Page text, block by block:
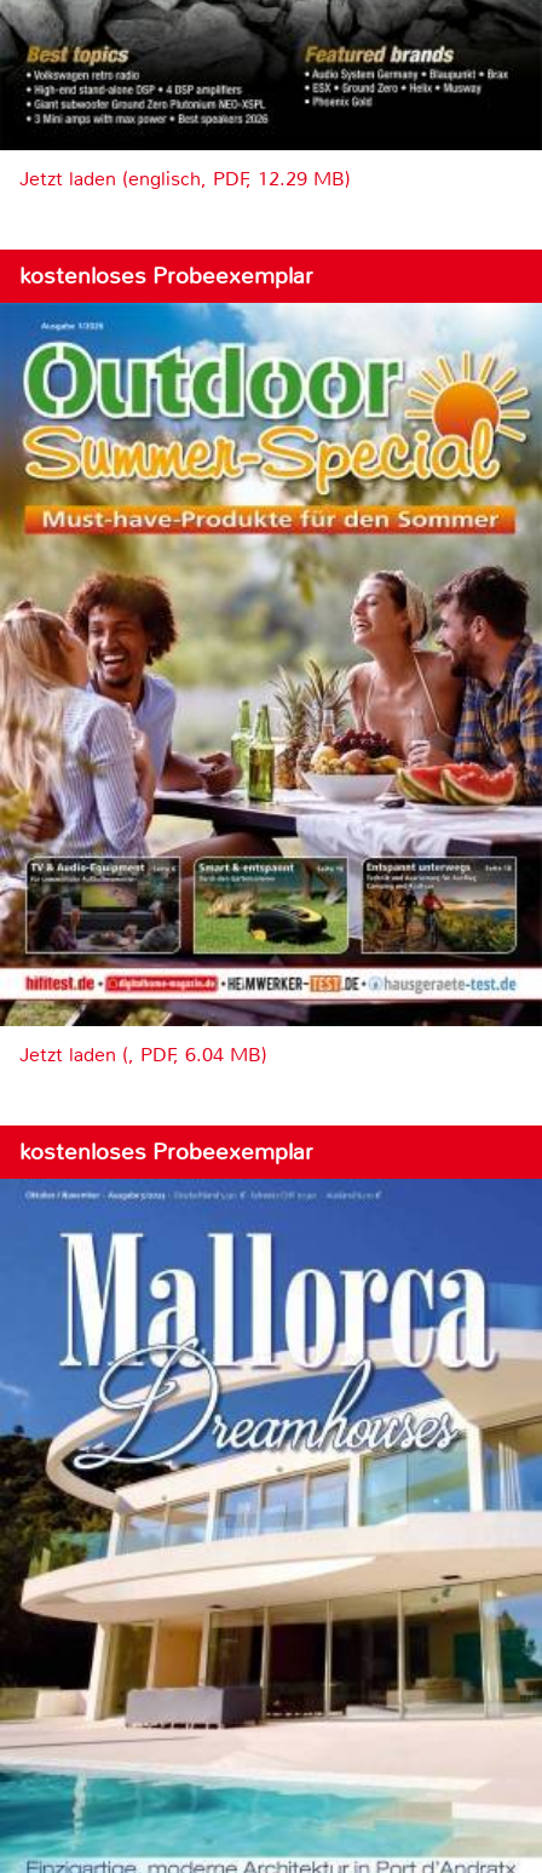
Jetzt laden (englisch, PDF, 12.29 MB)
kostenloses Probeexemplar
Jetzt laden (, PDF, 6.04 MB)
kostenloses Probeexemplar